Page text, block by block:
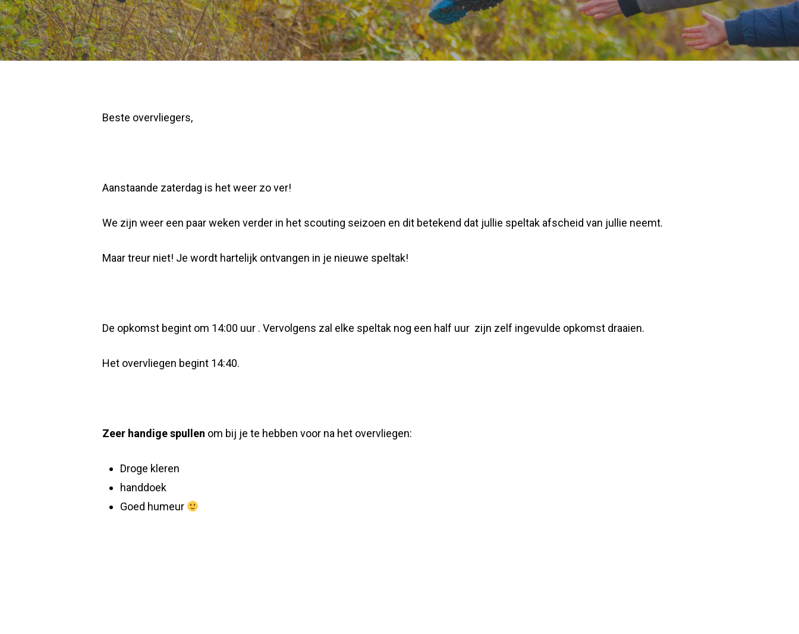
Beste overvliegers,
Aanstaande zaterdag is het weer zo ver!
We zijn weer een paar weken verder in het scouting seizoen en dit betekend dat jullie speltak afscheid van jullie neemt.
Maar treur niet! Je wordt hartelijk ontvangen in je nieuwe speltak!
De opkomst begint om 14:00 uur . Vervolgens zal elke speltak nog een half uur zijn zelf ingevulde opkomst draaien.
Het overvliegen begint 14:40.
Zeer handige spullen om bij je te hebben voor na het overvliegen:
Droge kleren
handdoek
Goed humeur